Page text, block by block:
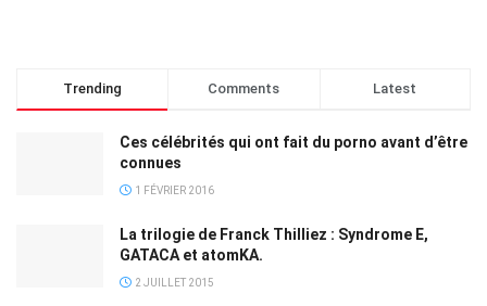
Trending Comments Latest
Ces célébrités qui ont fait du porno avant d’être
connues
1 FÉVRIER 2016
La trilogie de Franck Thilliez : Syndrome E,
GATACA et atomKA.
2 JUILLET 2015